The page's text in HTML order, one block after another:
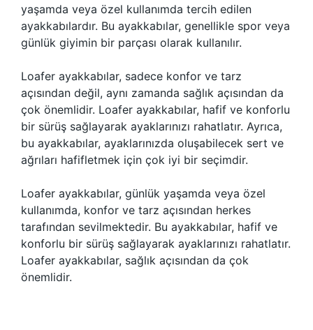
yaşamda veya özel kullanımda tercih edilen
ayakkabılardır. Bu ayakkabılar, genellikle spor veya
günlük giyimin bir parçası olarak kullanılır.
Loafer ayakkabılar, sadece konfor ve tarz
açısından değil, aynı zamanda sağlık açısından da
çok önemlidir. Loafer ayakkabılar, hafif ve konforlu
bir sürüş sağlayarak ayaklarınızı rahatlatır. Ayrıca,
bu ayakkabılar, ayaklarınızda oluşabilecek sert ve
ağrıları hafifletmek için çok iyi bir seçimdir.
Loafer ayakkabılar, günlük yaşamda veya özel
kullanımda, konfor ve tarz açısından herkes
tarafından sevilmektedir. Bu ayakkabılar, hafif ve
konforlu bir sürüş sağlayarak ayaklarınızı rahatlatır.
Loafer ayakkabılar, sağlık açısından da çok
önemlidir.